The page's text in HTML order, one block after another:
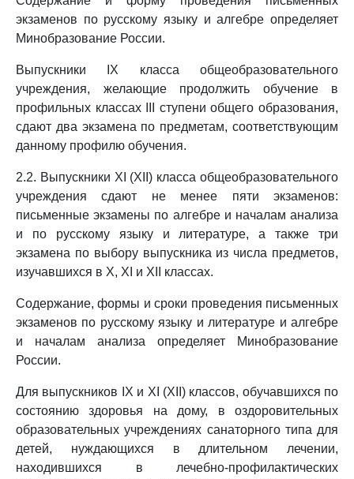
экзаменов по русскому языку и алгебре определяет
Минобразование России.
Выпускники IX класса общеобразовательного
учреждения, желающие продолжить обучение в
профильных классах III ступени общего образования,
сдают два экзамена по предметам, соответствующим
данному профилю обучения.
2.2. Выпускники XI (XII) класса общеобразовательного
учреждения сдают не менее пяти экзаменов:
письменные экзамены по алгебре и началам анализа
и по русскому языку и литературе, а также три
экзамена по выбору выпускника из числа предметов,
изучавшихся в X, XI и XII классах.
Содержание, формы и сроки проведения письменных
экзаменов по русскому языку и литературе и алгебре
и началам анализа определяет Минобразование
России.
Для выпускников IX и XI (XII) классов, обучавшихся по
состоянию здоровья на дому, в оздоровительных
образовательных учреждениях санаторного типа для
детей, нуждающихся в длительном лечении,
находившихся в лечебно-профилактических